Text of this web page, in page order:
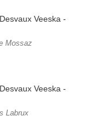
Mossaz
Labrux